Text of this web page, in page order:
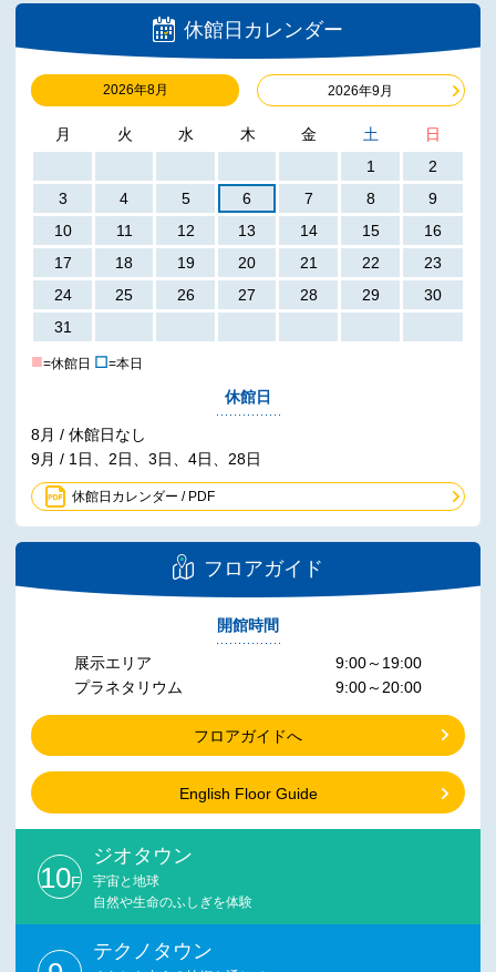
休館日カレンダー
2026年8月 2026年9月
月 火 水 木 金 土
日
1
2
3
4 5 6 7 8
9
10
11 12 13 14 15
16
17
18 19 20 21 22
23
24
25 26 27 28 29
30
31
■=休館日 ☐=本日
休館日
8月 / 休館日なし
9月 / 1日、2日、3日、4日、28日
休館日カレンダー / PDF
フロアガイド
開館時間
展示エリア
プラネタリウム
9:00～19:00
9:00～20:00
フロアガイドへ
English Floor Guide
10F
ジオタウン
宇宙と地球
自然や生命のふしぎを体験
テクノタウン